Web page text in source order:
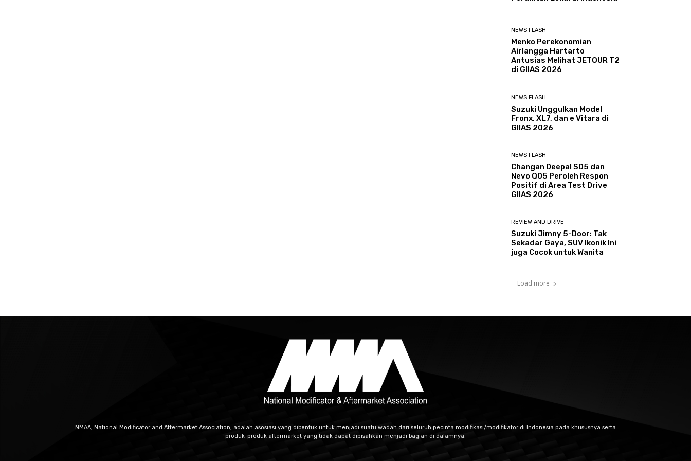
NEWS FLASH
Menko Perekonomian
Airlangga Hartarto
Antusias Melihat JETOUR T2
di GIIAS 2026
NEWS FLASH
Suzuki Unggulkan Model
Fronx, XL7, dan e Vitara di
GIIAS 2026
NEWS FLASH
Changan Deepal S05 dan
Nevo Q05 Peroleh Respon
Positif di Area Test Drive
GIIAS 2026
REVIEW AND DRIVE
Suzuki Jimny 5-Door: Tak
Sekadar Gaya, SUV Ikonik Ini
juga Cocok untuk Wanita
Load more
NMAA, National Modificator and Aftermarket Association, adalah asosiasi yang dibentuk untuk menjadi suatu wadah dari seluruh pecinta modifikasi/modifikator di Indonesia pada khususnya serta
produk-produk aftermarket yang tidak dapat dipisahkan menjadi bagian di dalamnya.